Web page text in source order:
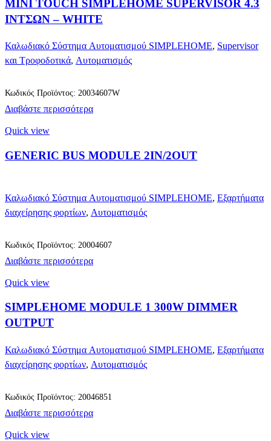
MINI TOUCH SIMPLEHOME SUPERVISOR 4.3
ΙΝΤΣΩΝ – WHITE
Καλωδιακό Σύστημα Αυτοματισμού SIMPLEHOME, Supervisor
και Τροφοδοτικά, Αυτοματισμός
Διαβάστε περισσότερα
Κωδικός Προϊόντος: 20034607W
Quick view
GENERIC BUS MODULE 2IN/2OUT
Καλωδιακό Σύστημα Αυτοματισμού SIMPLEHOME, Εξαρτήματα
διαχείρησης φορτίων, Αυτοματισμός
Διαβάστε περισσότερα
Κωδικός Προϊόντος: 20004607
Quick view
SIMPLEHOME MODULE 1 300W DIMMER
OUTPUT
Καλωδιακό Σύστημα Αυτοματισμού SIMPLEHOME, Εξαρτήματα
διαχείρησης φορτίων, Αυτοματισμός
Διαβάστε περισσότερα
Κωδικός Προϊόντος: 20046851
Quick view